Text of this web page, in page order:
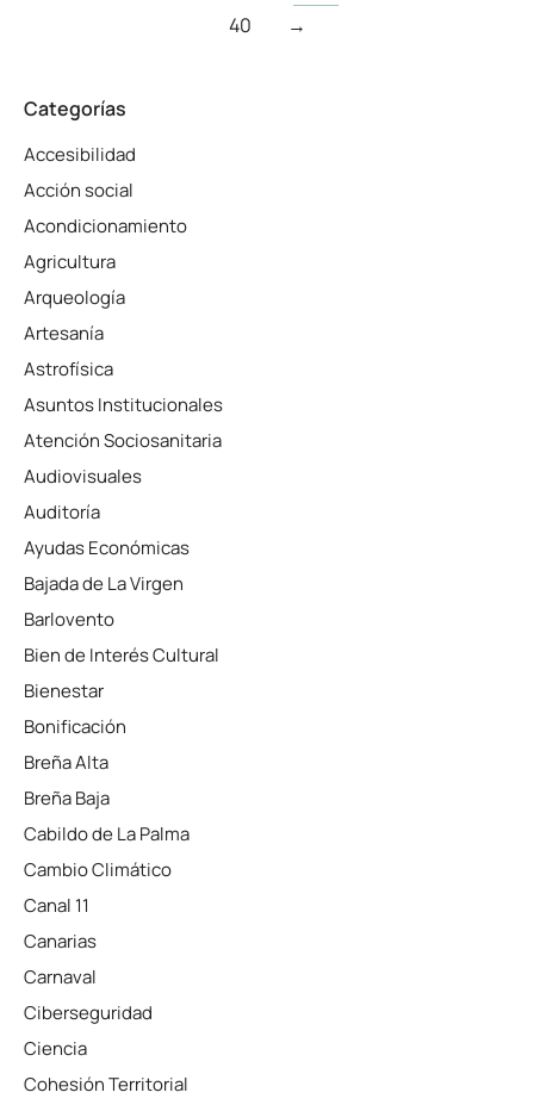
40
→
Categorías
Accesibilidad
Acción social
Acondicionamiento
Agricultura
Arqueología
Artesanía
Astrofísica
Asuntos Institucionales
Atención Sociosanitaria
Audiovisuales
Auditoría
Ayudas Económicas
Bajada de La Virgen
Barlovento
Bien de Interés Cultural
Bienestar
Bonificación
Breña Alta
Breña Baja
Cabildo de La Palma
Cambio Climático
Canal 11
Canarias
Carnaval
Ciberseguridad
Ciencia
Cohesión Territorial